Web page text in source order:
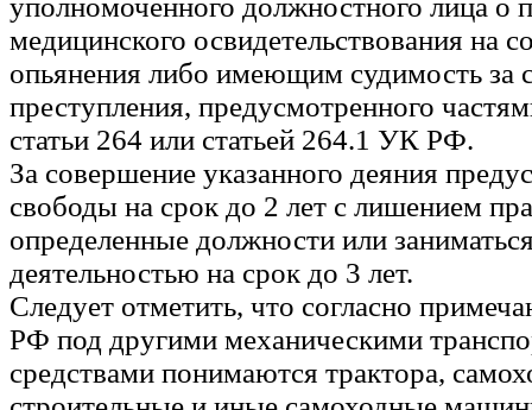
медицинского освидетельствования на
опьянения либо имеющим судимость за
преступления, предусмотренного
статьи 264 или статьей 264.1 УК РФ.
За совершение указанного деяния
свободы на срок до 2 лет с лишением
определенные должности или
деятельностью на срок до 3 лет.
Следует отметить, что согласно
РФ под другими механическими
средствами понимаются трактора,